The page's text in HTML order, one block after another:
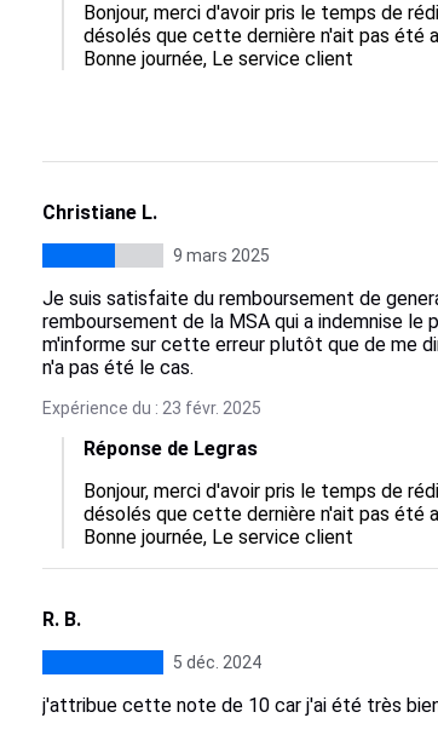
Bonjour, merci d'avoir pris le temps de
désolés que cette dernière n'ait pas été
Bonne journée, Le service client
Christiane L.
9 mars 2025
Je suis satisfaite du remboursement de
remboursement de la MSA qui a indemnise le
m'informe sur cette erreur plutôt que de me
n'a pas été le cas.
Expérience du : 23 févr. 2025
Réponse de Legras
Bonjour, merci d'avoir pris le temps de
désolés que cette dernière n'ait pas été
Bonne journée, Le service client
R. B.
5 déc. 2024
j'attribue cette note de 10 car j'ai été très